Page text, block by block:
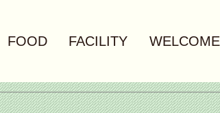
FOOD FACILITY